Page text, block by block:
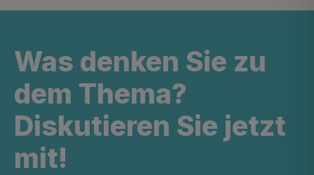
Was denken Sie zu
dem Thema?
Diskutieren Sie jetzt
mit!